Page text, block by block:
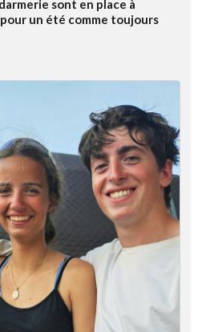
sont en place à
un été comme toujours